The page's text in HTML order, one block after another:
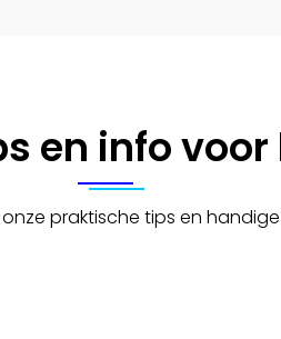
en info
praktische tips en